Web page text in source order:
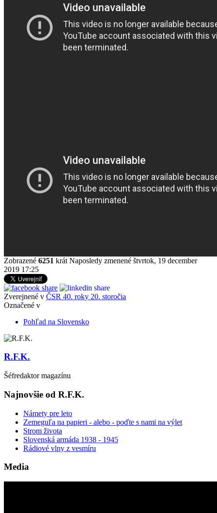
Zobrazené 6251 krát Naposledy zmenené štvrtok, 19 december
2019 17:25
Zverejnené v ČSR 40. roky 20. storočia
Označené v
Pohľad na Slovensko
R.F.K.
Šéfredaktor magazínu
Najnovšie od R.F.K.
Námety pre leto
Zemeguľa na papieri - alebo - poďte s nami na výlet
Strom života
Slovenská armáda 1938 - 1945
Rádiové vlny z vesmíru
Media